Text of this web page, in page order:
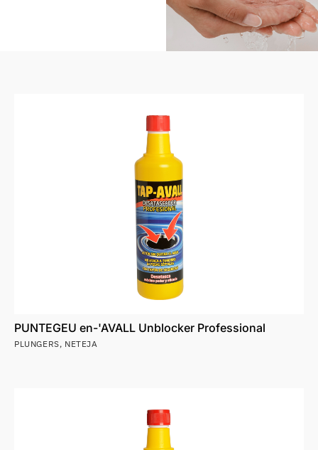
PUNTEGEU en-'AVALL Unblocker Professional
PLUNGERS, NETEJA